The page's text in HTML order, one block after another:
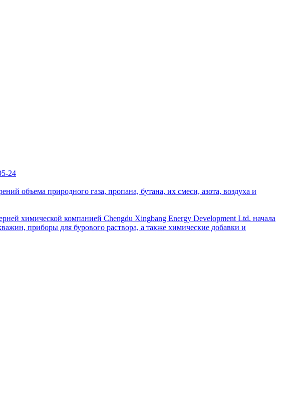
24
объема природного газа, пропана, бутана, их смеси, азота, воздуха и
химической компанией Chengdu Xingbang Energy Development Ltd. начала
приборы для бурового раствора, а также химические добавки и